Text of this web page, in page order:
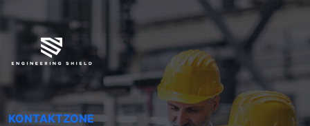
KONTAKTZONE